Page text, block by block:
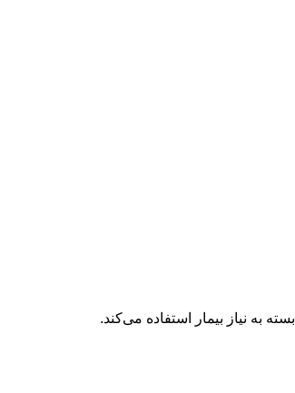
بسته به نیاز بیمار استفاده می‌کند.